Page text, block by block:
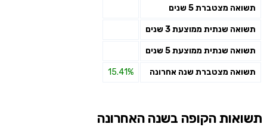
תשואה מצטברת 5 שנים
תשואה שנתית ממוצעת 3 שנים
תשואה שנתית ממוצעת 5 שנים
תשואה מצטברת שנה אחרונה 15.41%
תשואות הקופה בשנה האחרונה